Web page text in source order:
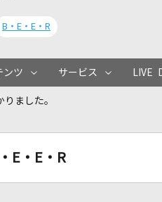
B・E・E・R
ンツ サービス LIVE
りました。
E・E・R